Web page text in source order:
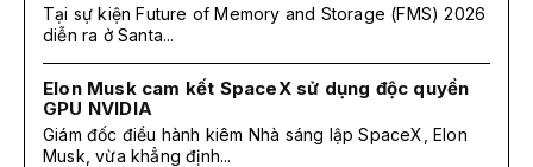
Tại sự kiện Future of Memory and Storage (FMS) 2026
diễn ra ở Santa...
Elon Musk cam kết SpaceX sử dụng độc quyền
GPU NVIDIA
Giám đốc điều hành kiêm Nhà sáng lập SpaceX, Elon
Musk, vừa khẳng định...